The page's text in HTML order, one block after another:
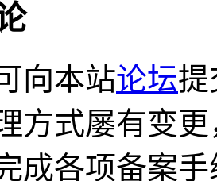
向本站论坛提
方式屡有变
成各项备案